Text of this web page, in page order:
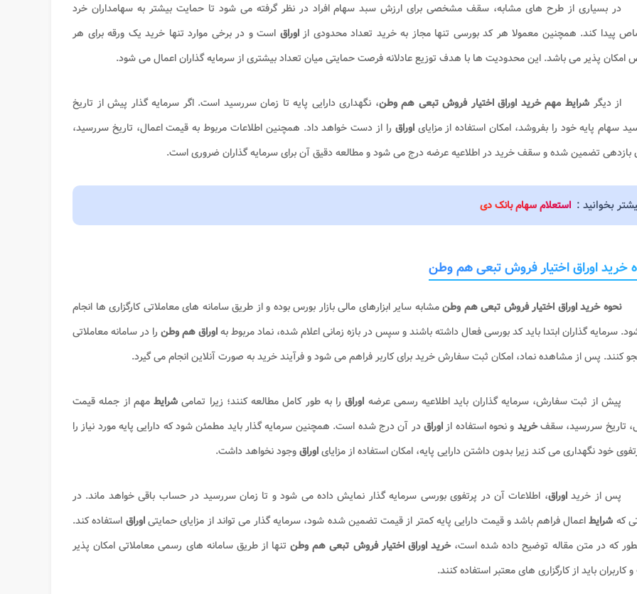
در بسیاری از طرح های مشابه، سقف مشخصی برای ارزش سبد سهام افراد در نظر گرفته می شود تا حمایت بیشتر به سهامداران خرد
پیدا کند. همچنین معمولا هر کد بورسی تنها مجاز به خرید تعداد محدودی ازاوراق است و در برخی موارد تنها خرید یک ورقه برای هر
پذیر می باشد. این محدودیت ها با هدف توزیع عادلانه فرصت حمایتی میان تعداد بیشتری از سرمایه گذاران اعمال می شود.
از دیگرشرایط مهم خرید اوراق اختیار فروش تبعی هم وطن، نگهداری دارایی پایه تا زمان سررسید است. اگر سرمایه گذار پیش از تاریخ
سهام پایه خود را بفروشد، امکان استفاده از مزایایاوراق را از دست خواهد داد. همچنین اطلاعات مربوط به قیمت اعمال، تاریخ سررسید،
بازدهی تضمین شده و سقف خرید در اطلاعیه عرضه درج می شود و مطالعه دقیق آن برای سرمایه گذاران ضروری است.
بخوانید : استعلام سهام بانک دی
خرید اوراق اختیار فروش تبعی هم وطن
نحوه خرید اوراق اختیار فروش تبعی هم وطنمشابه سایر ابزارهای مالی بازار بورس بوده و از طریق سامانه های معاملاتی کارگزاری ها انجام
سرمایه گذاران ابتدا باید کد بورسی فعال داشته باشند و سپس در بازه زمانی اعلام شده، نماد مربوط بهاوراق هم وطن را در سامانه معاملاتی
کنند. پس از مشاهده نماد، امکان ثبت سفارش خرید برای کاربر فراهم می شود و فرآیند خرید به صورت آنلاین انجام می گیرد.
پیش از ثبت سفارش، سرمایه گذاران باید اطلاعیه رسمی عرضه اوراق را به طور کامل مطالعه کنند؛ زیرا تمامی شرایطمهم از جمله قیمت
تاریخ سررسید، سقفخرید و نحوه استفاده ازاوراقدر آن درج شده است. همچنین سرمایه گذار باید مطمئن شود که دارایی پایه مورد نیاز را
خود نگهداری می کند زیرا بدون داشتن دارایی پایه، امکان استفاده از مزایایاوراقوجود نخواهد داشت.
پس از خریداوراق، اطلاعات آن در پرتفوی بورسی سرمایه گذار نمایش داده می شود و تا زمان سررسید در حساب باقی خواهد ماند. در
که شرایطاعمال فراهم باشد و قیمت دارایی پایه کمتر از قیمت تضمین شده شود، سرمایه گذار می تواند از مزایای حمایتیاوراق استفاده کند.
که در متن مقاله توضیح داده شده است،خرید اوراق اختیار فروش تبعی هم وطنتنها از طریق سامانه های رسمی معاملاتی امکان پذیر
کاربران باید از کارگزاری های معتبر استفاده کنند.